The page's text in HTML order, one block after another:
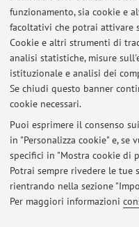
funzionamento, sia cookie e
facoltativi che potrai attivare
Cookie e altri strumenti di
analisi statistiche, misure
istituzionale e analisi dei
Se chiudi questo banner
cookie necessari.
Puoi esprimere il consenso
in "Personalizza cookie" e, se
specifici in "Mostra cookie di
Potrai sempre rivedere le tue
rientrando nella sezione
Per maggiori informazioni
docente via mail per
Incontro di studio, giovedì 9
somministrazione di
Pubblicato il: 30 marzo 2026
Appelli sessione estiva 2026
Pubblicato il: 21 marzo 2026